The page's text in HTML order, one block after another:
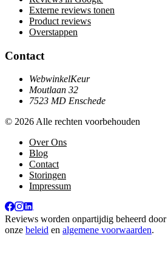
Externe reviews tonen
Product reviews
Overstappen
Contact
WebwinkelKeur
Moutlaan 32
7523 MD Enschede
© 2026 Alle rechten voorbehouden
Over Ons
Blog
Contact
Storingen
Impressum
Reviews worden onpartijdig beheerd door
onze beleid en algemene voorwaarden.